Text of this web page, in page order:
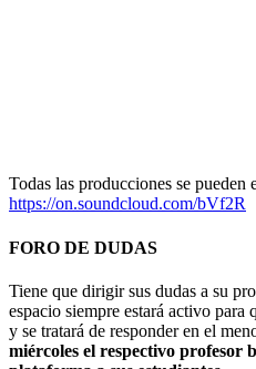
Todas las producciones se pueden
https://on.soundcloud.com/bVf2R
FORO DE DUDAS
Tiene que dirigir sus dudas a su
espacio siempre estará activo para
y se tratará de responder en el
miércoles el respectivo profesor